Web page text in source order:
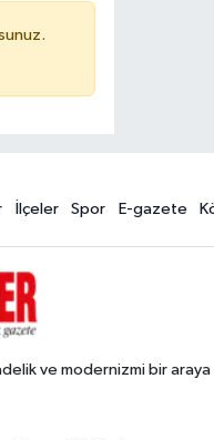
İlçeler Spor E-gazete
ve modernizmi bir